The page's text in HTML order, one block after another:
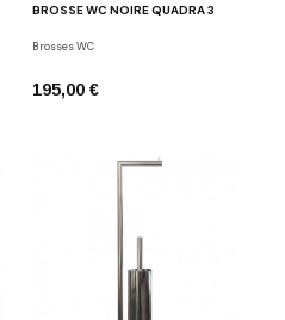
BROSSE WC NOIRE QUADRA 3
Brosses WC
195,00 €